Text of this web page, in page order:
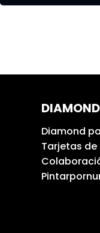
Diamond
Tarjetas de